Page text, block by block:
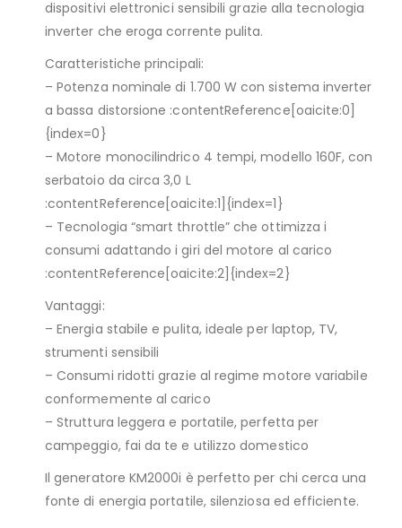
dispositivi elettronici sensibili grazie alla tecnologia
inverter che eroga corrente pulita.
Caratteristiche principali:
– Potenza nominale di 1.700 W con sistema inverter
a bassa distorsione :contentReference[oaicite:0]
{index=0}
– Motore monocilindrico 4 tempi, modello 160F, con
serbatoio da circa 3,0 L
:contentReference[oaicite:1]{index=1}
– Tecnologia “smart throttle” che ottimizza i
consumi adattando i giri del motore al carico
:contentReference[oaicite:2]{index=2}
Vantaggi:
– Energia stabile e pulita, ideale per laptop, TV,
strumenti sensibili
– Consumi ridotti grazie al regime motore variabile
conformemente al carico
– Struttura leggera e portatile, perfetta per
campeggio, fai da te e utilizzo domestico
Il generatore KM2000i è perfetto per chi cerca una
fonte di energia portatile, silenziosa ed efficiente.